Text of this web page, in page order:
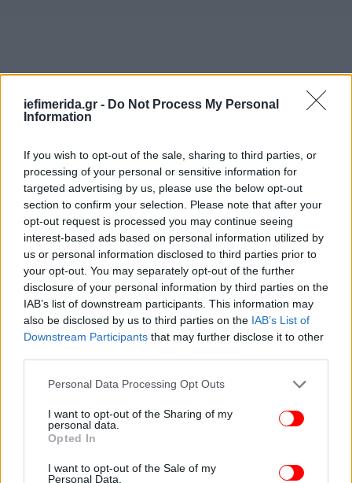
iefimerida.gr - Do Not Process My Personal
Information
If you wish to opt-out of the sale, sharing to third parties, or
processing of your personal or sensitive information for
targeted advertising by us, please use the below opt-out
section to confirm your selection. Please note that after your
opt-out request is processed you may continue seeing
interest-based ads based on personal information utilized by
us or personal information disclosed to third parties prior to
your opt-out. You may separately opt-out of the further
disclosure of your personal information by third parties on the
IAB’s list of downstream participants. This information may
also be disclosed by us to third parties on the IAB’s List of
Downstream Participants that may further disclose it to other
Please note that this website/app uses one or more Google
not limited to your visit or usage behaviour. You may click to
grant or deny consent to Google and its third-party tags to
use your data for below specified purposes in below Google
consent section.
Personal Data Processing Opt Outs
I want to opt-out of the Sharing of my
personal data.
Opted In
I want to opt-out of the Sale of my
Personal Data.
Αυτό συνεπάγεται ότι οι κοινοβουλευτικές ομάδες
στην εθνική αντιπροσωπεία θα είναι πλέον 8 αντί